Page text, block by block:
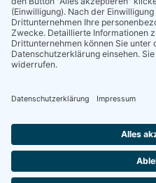
NEWSLETTER
Neuigkeiten rund um die Geriatrie
Postfach.
Die Zeitschrift für Gerontologie und
unserem Fach.